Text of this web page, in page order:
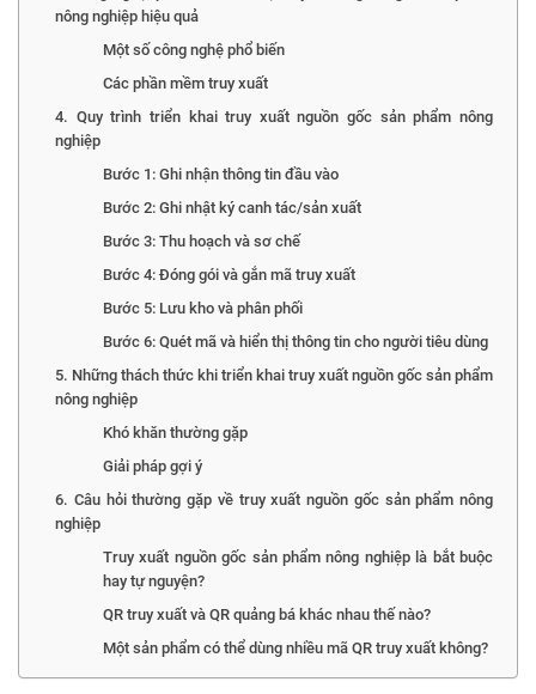
nông nghiệp hiệu quả
Một số công nghệ phổ biến
Các phần mềm truy xuất
4. Quy trình triển khai truy xuất nguồn gốc sản phẩm nông
nghiệp
Bước 1: Ghi nhận thông tin đầu vào
Bước 2: Ghi nhật ký canh tác/sản xuất
Bước 3: Thu hoạch và sơ chế
Bước 4: Đóng gói và gắn mã truy xuất
Bước 5: Lưu kho và phân phối
Bước 6: Quét mã và hiển thị thông tin cho người tiêu dùng
5. Những thách thức khi triển khai truy xuất nguồn gốc sản phẩm
nông nghiệp
Khó khăn thường gặp
Giải pháp gợi ý
6. Câu hỏi thường gặp về truy xuất nguồn gốc sản phẩm nông
nghiệp
Truy xuất nguồn gốc sản phẩm nông nghiệp là bắt buộc
hay tự nguyện?
QR truy xuất và QR quảng bá khác nhau thế nào?
Một sản phẩm có thể dùng nhiều mã QR truy xuất không?